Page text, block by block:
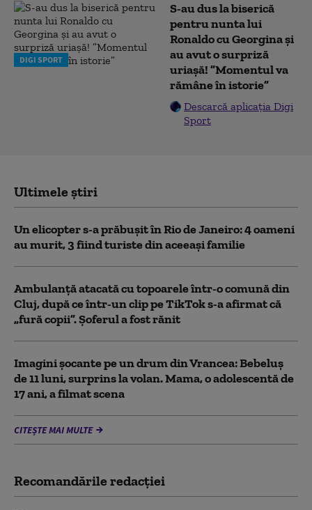
DIGI SPORT
S-au dus la biserică
pentru nunta lui
Ronaldo cu Georgina și
au avut o surpriză
uriașă! ”Momentul va
rămâne în istorie”
Descarcă aplicația Digi
Sport
Ultimele știri
Un elicopter s-a prăbușit în Rio de Janeiro: 4 oameni
au murit, 3 fiind turiste din aceeaşi familie
Ambulanţă atacată cu topoarele într-o comună din
Cluj, după ce într-un clip pe TikTok s-a afirmat că
„fură copii”. Șoferul a fost rănit
Imagini șocante pe un drum din Vrancea: Bebeluș
de 11 luni, surprins la volan. Mama, o adolescentă de
17 ani, a filmat scena
CITEȘTE MAI MULTE
Recomandările redacţiei